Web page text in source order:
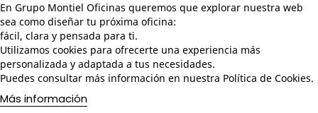
En Grupo Montiel Oficinas queremos que explorar nuestra web
sea como diseñar tu próxima oficina:
fácil, clara y pensada para ti.
Utilizamos cookies para ofrecerte una experiencia más
personalizada y adaptada a tus necesidades.
Puedes consultar más información en nuestra Política de Cookies.
Más información